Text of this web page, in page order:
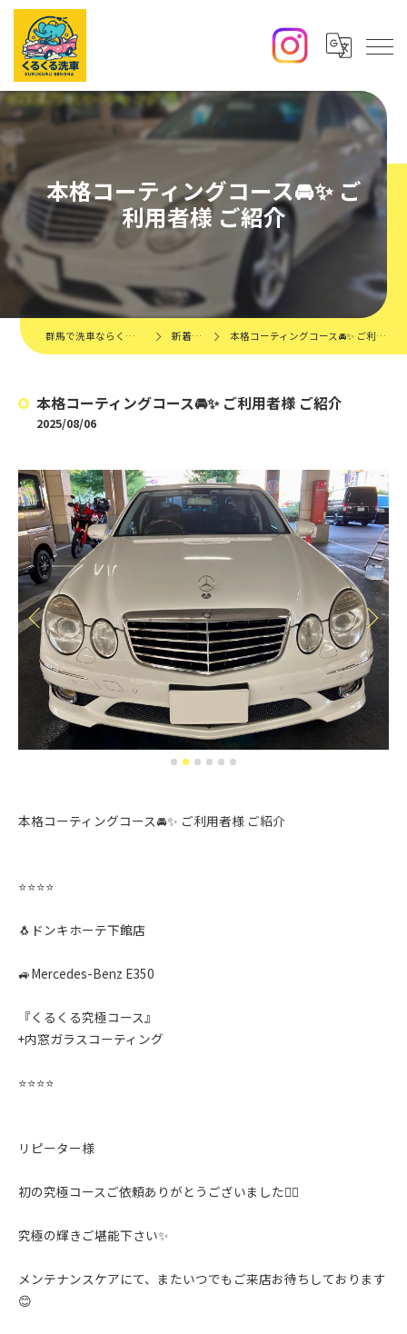
本格コーティングコース🚘✨️ ご
利用者様 ご紹介
群馬で洗車ならくるくる洗車 新着情報 本格コーティングコース🚘✨️ ご利用者様 ご紹介
本格コーティングコース🚘✨️ ご利用者様 ご紹介
2025/08/06
本格コーティングコース🚘✨️ ご利用者様 ご紹介
⭐️⭐️⭐️⭐️
🐧ドンキホーテ下館店
🚙Mercedes-Benz E350
『くるくる究極コース』
+内窓ガラスコーティング
⭐️⭐️⭐️⭐️
リピーター様
初の究極コースご依頼ありがとうございました🙇‍♂️
究極の輝きご堪能下さい✨️
メンテナンスケアにて、またいつでもご来店お待ちしております
😊